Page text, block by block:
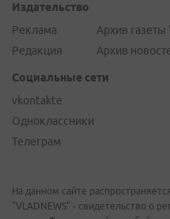
Издательство
Реклама
Редакция
Архив газеты
Архив
Социальные сети
vkontakte
Одноклассники
Телеграм
На данном сайте
"VLADNEWS" - свидетельство о